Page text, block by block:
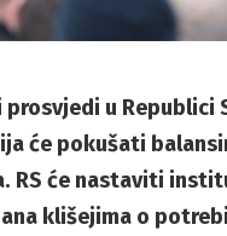
u
će pokušati
RS će nastaviti
klišejima o